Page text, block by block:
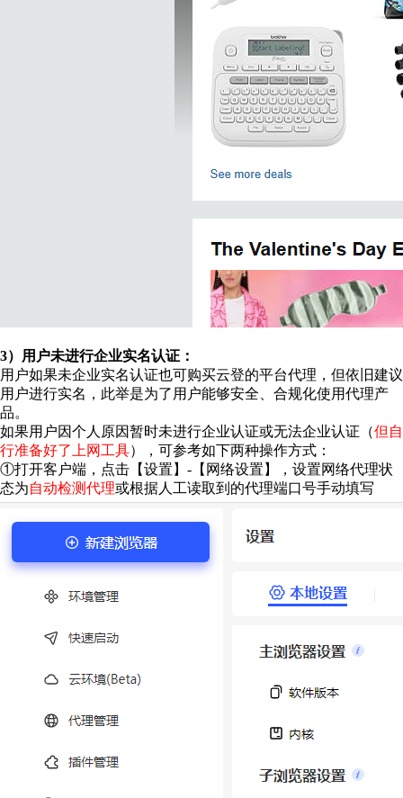
3）用户未进行企业实名认证：
用户如果未企业实名认证也可购买云登的平台代理，但依旧建议
用户进行实名，此举是为了用户能够安全、合规化使用代理产
品。
如果用户因个人原因暂时未进行企业认证或无法企业认证（但自
行准备好了上网工具），可参考如下两种操作方式：
①打开客户端，点击【设置】-【网络设置】，设置网络代理状
态为自动检测代理或根据人工读取到的代理端口号手动填写